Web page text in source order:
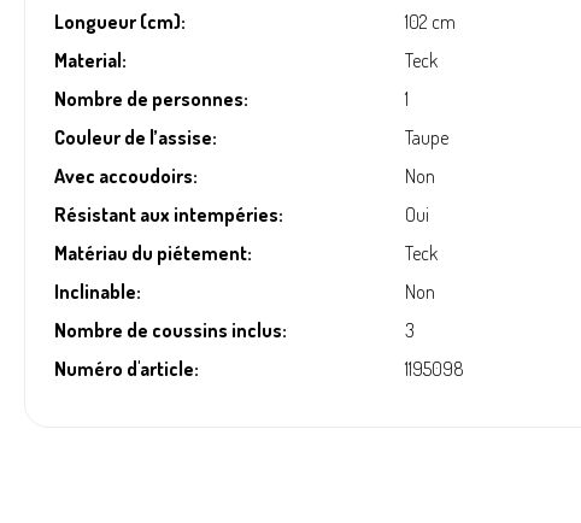
Longueur (cm):
102 cm
Material:
Teck
Nombre de personnes:
1
Couleur de l’assise:
Taupe
Avec accoudoirs:
Non
Résistant aux intempéries:
Oui
Matériau du piétement:
Teck
Inclinable:
Non
Nombre de coussins inclus:
3
Numéro d'article:
1195098